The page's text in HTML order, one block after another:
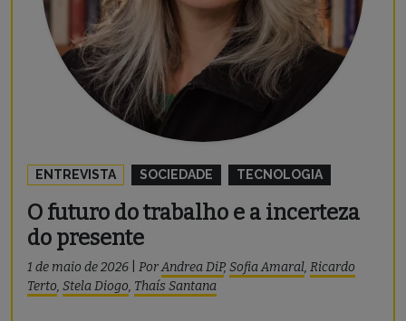
ENTREVISTA SOCIEDADE TECNOLOGIA
O futuro do trabalho e a incerteza
do presente
1 de maio de 2026 PorAndrea DiP, Sofia Amaral, Ricardo
Terto, Stela Diogo, Thaís Santana